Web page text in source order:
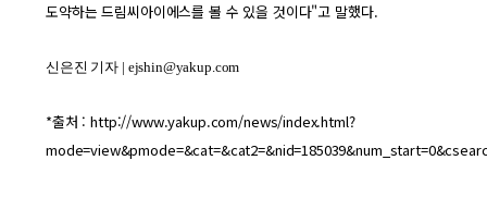
도약하는 드림씨아이에스를 볼 수 있을 것이다"고 말했다.
신은진 기자 | ejshin@yakup.com
*출처 :http://www.yakup.com/news/index.html?